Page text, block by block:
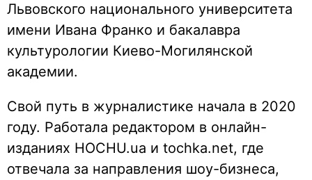
Львовского национального университета
имени Ивана Франко и бакалавра
культурологии Киево-Могилянской
академии.
Свой путь в журналистике начала в 2020
году. Работала редактором в онлайн-
изданиях HOCHU.ua и tochka.net, где
отвечала за направления шоу-бизнеса,